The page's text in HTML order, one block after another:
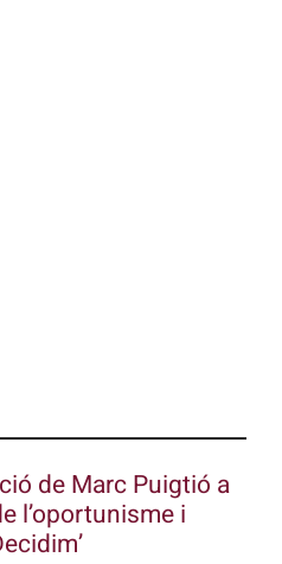
de Marc Puigtió a
l’oportunisme i